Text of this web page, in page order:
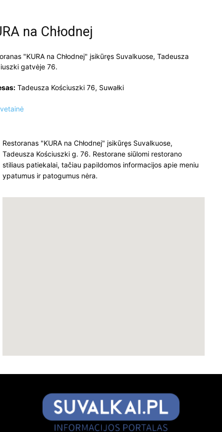
na Chłodnej
"KURA na Chłodnej" įsikūręs Suvalkuose, Tadeusza
gatvėje 76.
Tadeusza Kościuszki 76, Suwałki
Restoranas "KURA na Chłodnej" įsikūręs Suvalkuose,
Tadeusza Kościuszki g. 76. Restorane siūlomi restorano
stiliaus patiekalai, tačiau papildomos informacijos apie meniu
ypatumus ir patogumus nėra.